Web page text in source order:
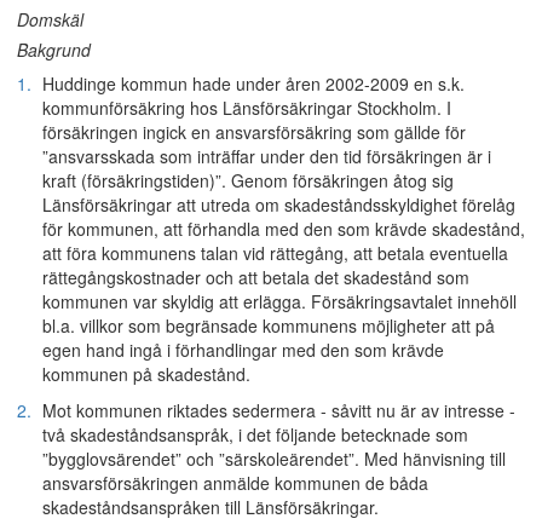
Domskäl
Bakgrund
1. Huddinge kommun hade under åren 2002-2009 en s.k.
kommunförsäkring hos Länsförsäkringar Stockholm. I
försäkringen ingick en ansvarsförsäkring som gällde för
”ansvarsskada som inträffar under den tid försäkringen är i
kraft (försäkringstiden)”. Genom försäkringen åtog sig
Länsförsäkringar att utreda om skadeståndsskyldighet förelåg
för kommunen, att förhandla med den som krävde skadestånd,
att föra kommunens talan vid rättegång, att betala eventuella
rättegångskostnader och att betala det skadestånd som
kommunen var skyldig att erlägga. Försäkringsavtalet innehöll
bl.a. villkor som begränsade kommunens möjligheter att på
egen hand ingå i förhandlingar med den som krävde
kommunen på skadestånd.
2. Mot kommunen riktades sedermera - såvitt nu är av intresse -
två skadeståndsanspråk, i det följande betecknade som
”bygglovsärendet” och ”särskoleärendet”. Med hänvisning till
ansvarsförsäkringen anmälde kommunen de båda
skadeståndsanspråken till Länsförsäkringar.